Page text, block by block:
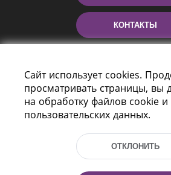
КОНТАКТЫ
Сайт использует cookies.
просматривать страницы, вы
на обработку файлов cookie и
пользовательских данных.
ОТКЛОНИТЬ